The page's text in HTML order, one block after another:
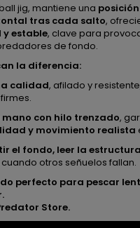
jig, mantiene una posición
tras cada salto,
estable, clave para
de fondo.
la diferencia:
calidad, afilado y
con hilo trenzado,
y movimiento realista
el fondo, leer la
cuando otros señuelos fallan.
perfecto para pescar
Store.